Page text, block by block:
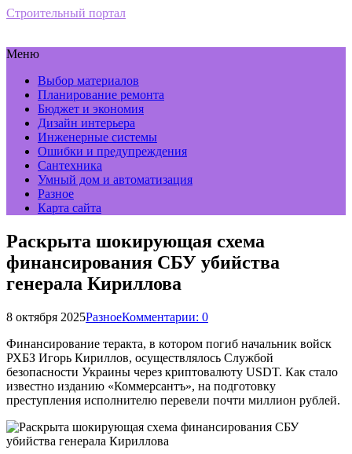
Строительный портал
Меню
Выбор материалов
Планирование ремонта
Бюджет и экономия
Дизайн интерьера
Инженерные системы
Ошибки и предупреждения
Сантехника
Умный дом и автоматизация
Разное
Карта сайта
Раскрыта шокирующая схема
финансирования СБУ убийства
генерала Кириллова
8 октября 2025РазноеКомментарии: 0
Финансирование теракта, в котором погиб начальник войск
РХБЗ Игорь Кириллов, осуществлялось Службой
безопасности Украины через криптовалюту USDT. Как стало
известно изданию «Коммерсантъ», на подготовку
преступления исполнителю перевели почти миллион рублей.